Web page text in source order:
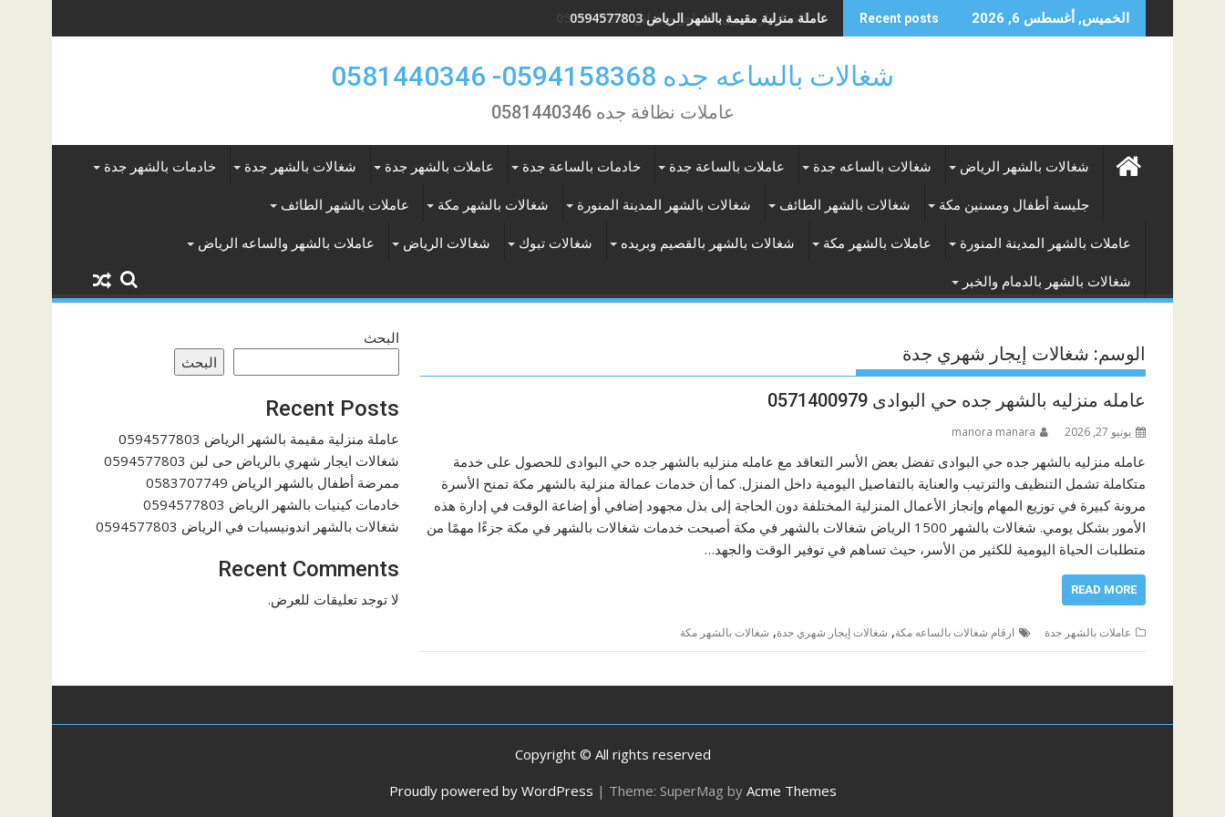
to
الخميس, أغسطس 6, 2026 Recent posts عاملة منزلية مقيمة بالشهر الرياض 0594577803
شغالات ايجار شهري بالرياض حى لبن 0594577803
شغالات بالساعه جده 0594158368- 0581440346
عاملات نظافة جده 0581440346
شغالات بالشهر الرياض شغالات بالساعه جدة عاملات بالساعة جدة خادمات بالساعة جدة عاملات بالشهر جدة شغالات بالشهر جدة خادمات بالشهر جدة
جليسة أطفال ومسنين مكة شغالات بالشهر الطائف شغالات بالشهر المدينة المنورة شغالات بالشهر مكة عاملات بالشهر الطائف
عاملات بالشهر المدينة المنورة عاملات بالشهر مكة شغالات بالشهر بالقصيم وبريده شغالات تبوك شغالات الرياض عاملات بالشهر والساعه الرياض
شغالات بالشهر بالدمام والخبر
الوسم: شغالات إيجار شهري جدة
عامله منزليه بالشهر جده حي البوادى 0571400979
يونيو 27, 2026 manora manara
عامله منزليه بالشهر جده حي البوادى تفضل بعض الأسر التعاقد مع عامله منزليه بالشهر جده حي البوادى للحصول على خدمة
متكاملة تشمل التنظيف والترتيب والعناية بالتفاصيل اليومية داخل المنزل. كما أن خدمات عمالة منزلية بالشهر مكة تمنح الأسرة
مرونة كبيرة في توزيع المهام وإنجاز الأعمال المنزلية المختلفة دون الحاجة إلى بذل مجهود إضافي أو إضاعة الوقت في إدارة هذه
الأمور بشكل يومي. شغالات بالشهر 1500 الرياض شغالات بالشهر في مكة أصبحت خدمات شغالات بالشهر في مكة جزءًا مهمًا من
متطلبات الحياة اليومية للكثير من الأسر، حيث تساهم في توفير الوقت والجهد…
READ MORE
عاملات بالشهر جدة ارقام شغالات بالساعه مكة, شغالات إيجار شهري جدة, شغالات بالشهر مكة
البحث
البحث
Recent Posts
عاملة منزلية مقيمة بالشهر الرياض 0594577803
شغالات ايجار شهري بالرياض حى لبن 0594577803
ممرضة أطفال بالشهر الرياض 0583707749
خادمات كينيات بالشهر الرياض 0594577803
شغالات بالشهر اندونيسيات في الرياض 0594577803
Recent Comments
لا توجد تعليقات للعرض.
Copyright © All rights reserved
Proudly powered by WordPress | Theme: SuperMag by Acme Themes